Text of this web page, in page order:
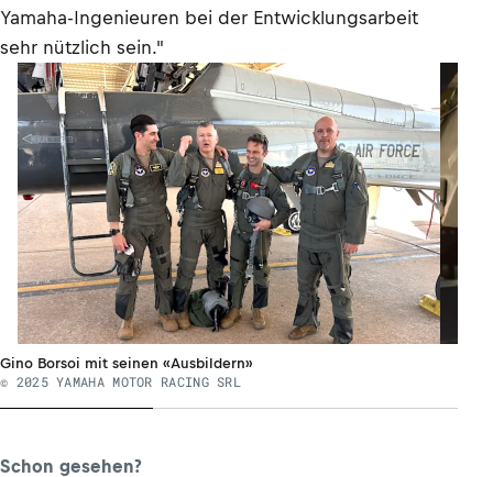
Yamaha-Ingenieuren bei der Entwicklungsarbeit
sehr nützlich sein."
Gino Borsoi mit seinen «Ausbildern»
© 2025 YAMAHA MOTOR RACING SRL
Schon gesehen?